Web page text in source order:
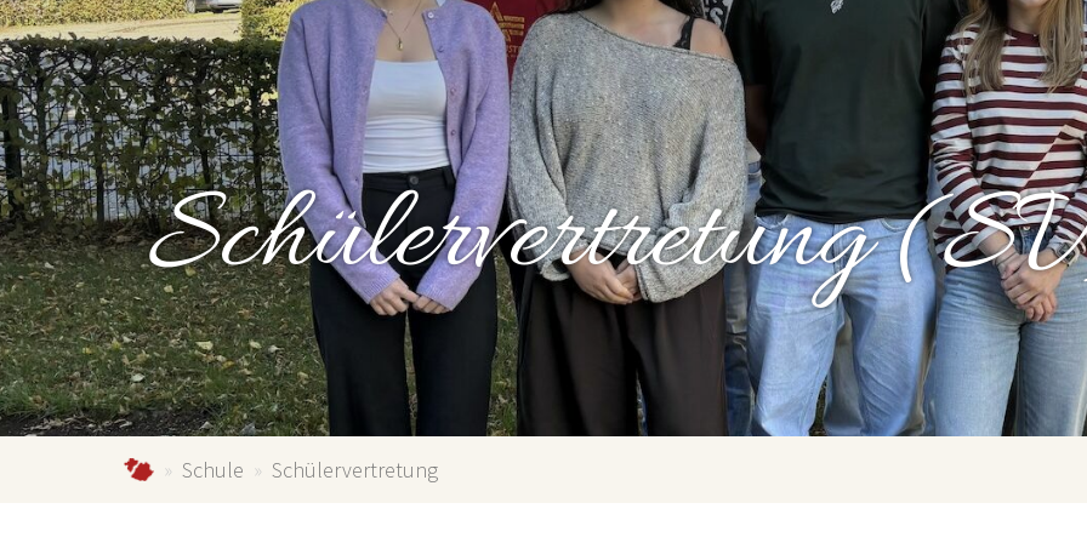
Schülervertretung
gymnasium-schmallenberg.de
Schule Schülervertretung